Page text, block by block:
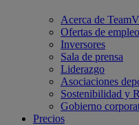
Acerca de
Ofertas de empleo
Inversores
Sala de prensa
Liderazgo
Asociaciones
Sostenibilidad y
Gobierno
Precios